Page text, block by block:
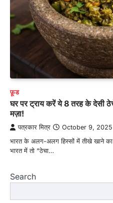
फ़ूड
घर पर ट्राय करें ये 8 तरह के देसी
मज़ा!
पत्रकार मित्र October 9, 2025
भारत के अलग-अलग हिस्सों में तीखे खाने का
भारत में तो “ठेचा…
Search